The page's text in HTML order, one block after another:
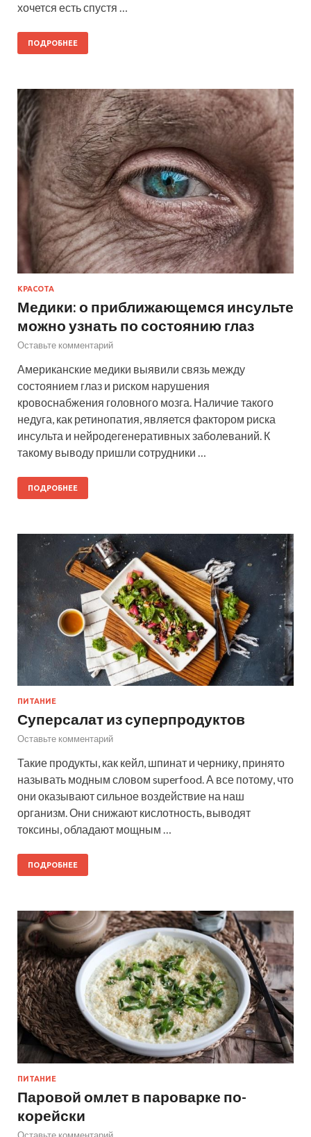
хочется есть спустя …
ПОДРОБНЕЕ
КРАСОТА
Медики: о приближающемся инсульте
можно узнать по состоянию глаз
Оставьте комментарий
Американские медики выявили связь между
состоянием глаз и риском нарушения
кровоснабжения головного мозга. Наличие такого
недуга, как ретинопатия, является фактором риска
инсульта и нейродегенеративных заболеваний. К
такому выводу пришли сотрудники …
ПОДРОБНЕЕ
ПИТАНИЕ
Суперсалат из суперпродуктов
Оставьте комментарий
Такие продукты, как кейл, шпинат и чернику, принято
называть модным словом superfood. А все потому, что
они оказывают сильное воздействие на наш
организм. Они снижают кислотность, выводят
токсины, обладают мощным …
ПОДРОБНЕЕ
ПИТАНИЕ
Паровой омлет в пароварке по-
корейски
Оставьте комментарий